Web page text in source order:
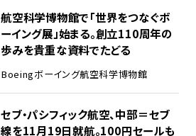
航空科学博物館で「世界をつなぐボ
ーイング展」始まる。創立110周年の
歩みを貴重な資料でたどる
Boeingボーイング航空科学博物館
セブ・パシフィック航空、中部＝セブ
線を11月19日就航。100円セールも